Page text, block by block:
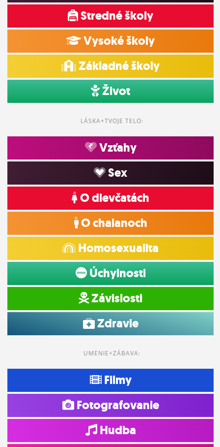
Stredné školy
Vysoké školy
Základné školy
Život
LÁSKA+TVOJE TELO:
Vzťahy
Sex
O dievčatách
O chalanoch
Homosexualita
Úchylnosti
Závislosti
Zdravie
UMENIE+ZÁBAVA:
Filmy
Fotografovanie
Hudba